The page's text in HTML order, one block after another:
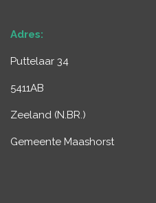
Adres:
Puttelaar 34
5411AB
Zeeland (N.BR.)
Gemeente Maashorst